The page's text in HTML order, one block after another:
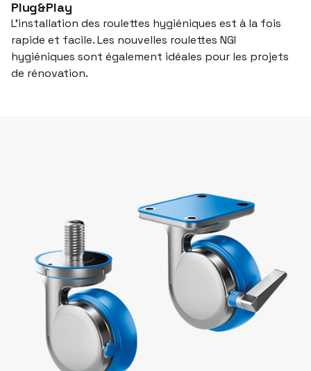
Plug&Play
L’installation des roulettes hygiéniques est à la fois
rapide et facile. Les nouvelles roulettes NGI
hygiéniques sont également idéales pour les projets
de rénovation.